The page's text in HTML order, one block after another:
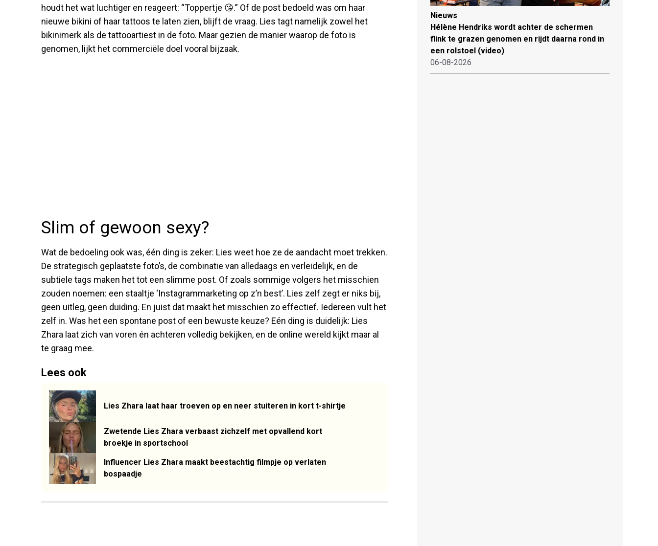
houdt het wat luchtiger en reageert: “Toppertje 😘.” Of de post bedoeld was om haar
nieuwe bikini of haar tattoos te laten zien, blijft de vraag. Lies tagt namelijk zowel het
bikinimerk als de tattooartiest in de foto. Maar gezien de manier waarop de foto is
genomen, lijkt het commerciële doel vooral bijzaak.
Slim of gewoon sexy?
Wat de bedoeling ook was, één ding is zeker: Lies weet hoe ze de aandacht moet trekken.
De strategisch geplaatste foto’s, de combinatie van alledaags en verleidelijk, en de
subtiele tags maken het tot een slimme post. Of zoals sommige volgers het misschien
zouden noemen: een staaltje ‘Instagrammarketing op z’n best’. Lies zelf zegt er niks bij,
geen uitleg, geen duiding. En juist dat maakt het misschien zo effectief. Iedereen vult het
zelf in. Was het een spontane post of een bewuste keuze? Eén ding is duidelijk: Lies
Zhara laat zich van voren én achteren volledig bekijken, en de online wereld kijkt maar al
te graag mee.
Lees ook
Lies Zhara laat haar troeven op en neer stuiteren in kort t-shirtje
Zwetende Lies Zhara verbaast zichzelf met opvallend kort
broekje in sportschool
Influencer Lies Zhara maakt beestachtig filmpje op verlaten
bospaadje
Nieuws
Hélène Hendriks wordt achter de schermen
flink te grazen genomen en rijdt daarna rond in
een rolstoel (video)
06-08-2026